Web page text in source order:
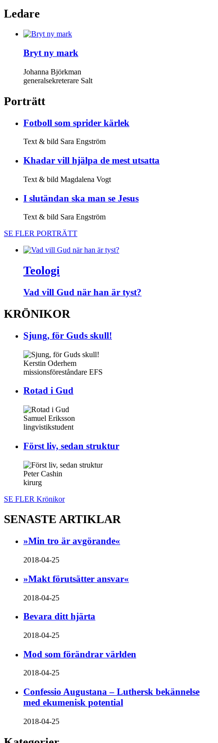
Ledare
Bryt ny mark
Johanna Björkman
generalsekreterare Salt
Porträtt
Fotboll som sprider kärlek
Text & bild Sara Engström
Khadar vill hjälpa de mest utsatta
Text & bild Magdalena Vogt
I slut­ändan ska man se Jesus
Text & bild Sara Engström
SE FLER PORTRÄTT
Teologi
Vad vill Gud när han är tyst?
KRÖNIKOR
Sjung, för Guds skull!
Kerstin Oderhem
missionsföreståndare EFS
Rotad i Gud
Samuel Eriksson
lingvistikstudent
Först liv, sedan struktur
Peter Cashin
kirurg
SE FLER Krönikor
SENASTE ARTIKLAR
»Min tro är avgörande«
2018-04-25
»Makt förutsätter ansvar«
2018-04-25
Bevara ditt hjärta
2018-04-25
Mod som förändrar världen
2018-04-25
Confessio Augustana – Luthersk bekännelse
med ekumenisk potential
2018-04-25